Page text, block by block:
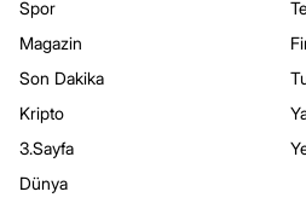
Spor
Magazin
Son Dakika
Kripto
3.Sayfa
Dünya